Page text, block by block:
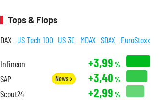
Tops & Flops
DAX US Tech 100 US 30 MDAX SDAX EuroStoxx
Infineon +3,99 %
SAP News +3,40 %
Scout24 +2,99 %